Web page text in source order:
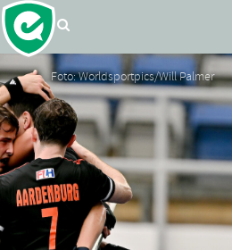
Foto: Worldsportpics/Will Palmer